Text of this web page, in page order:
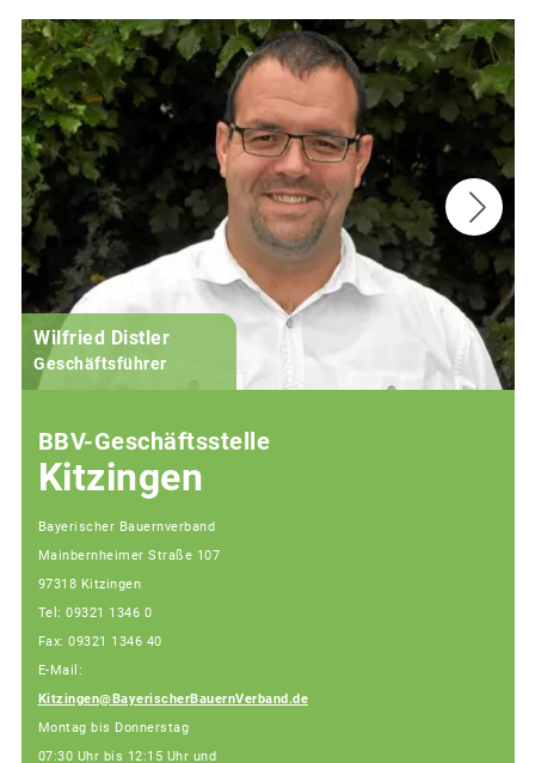
Wilfried Distler
Geschäftsführer
BBV-Geschäftsstelle
Kitzingen
Bayerischer Bauernverband
Mainbernheimer Straße 107
97318 Kitzingen
Tel: 09321 1346 0
Fax: 09321 1346 40
E-Mail:
Kitzingen@BayerischerBauernVerband.de
Montag bis Donnerstag
07:30 Uhr bis 12:15 Uhr und